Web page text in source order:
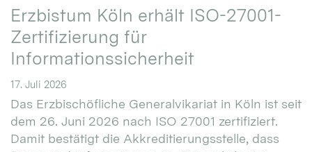
Erzbistum Köln erhält ISO-27001-
Zertifizierung für
Informationssicherheit
17. Juli 2026
Das Erzbischöfliche Generalvikariat in Köln ist seit
dem 26. Juni 2026 nach ISO 27001 zertifiziert.
Damit bestätigt die Akkreditierungsstelle, dass